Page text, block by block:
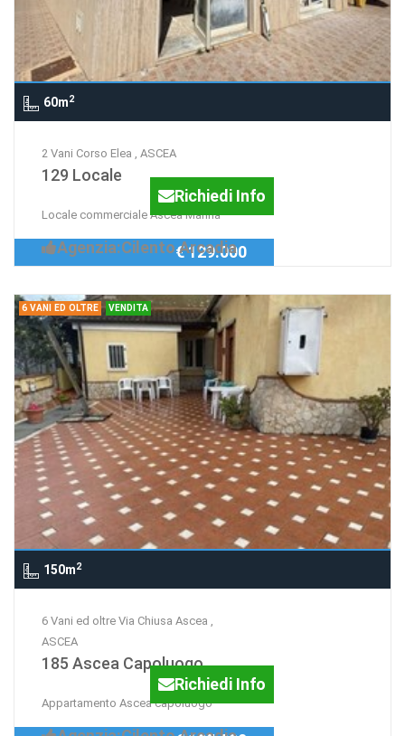
60m2
2 Vani Corso Elea , ASCEA
129 Locale
Locale commerciale Ascea Marina
Richiedi Info
Agenzia:Cilento Arcadia
€ 129.000
6 VANI ED OLTRE VENDITA
150m2
6 Vani ed oltre Via Chiusa Ascea ,
ASCEA
185 Ascea Capoluogo
Appartamento Ascea capoluogo
Richiedi Info